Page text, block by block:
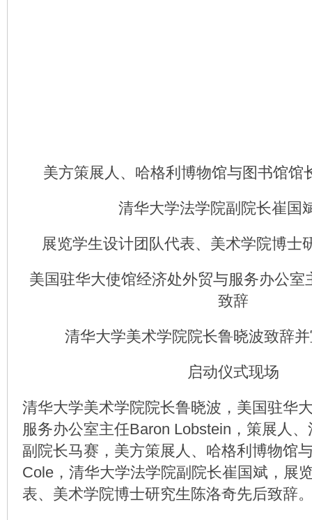
美方策展人、哈格利博物馆与图书馆馆
清华大学法学院副院长崔国
展览学生设计团队代表、美术学院博士
美国驻华大使馆经济处外贸与服务办公室
致辞
清华大学美术学院院长鲁晓波致辞
启动仪式现场
清华大学美术学院院长鲁晓波，美国驻华
服务办公室主任Baron Lobstein，策展人
副院长马赛，美方策展人、哈格利博物馆
Cole，清华大学法学院副院长崔国斌，展
表、美术学院博士研究生陈洛奇先后致辞